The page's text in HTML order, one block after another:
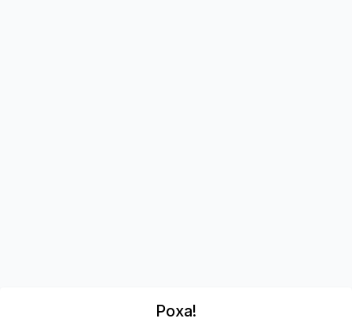
Poxa!